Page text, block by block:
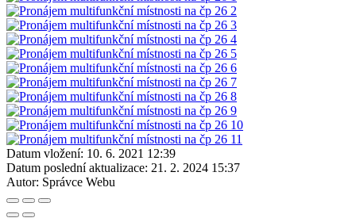
Datum vložení: 10. 6. 2021 12:39
Datum poslední aktualizace: 21. 2. 2024 15:37
Autor: Správce Webu